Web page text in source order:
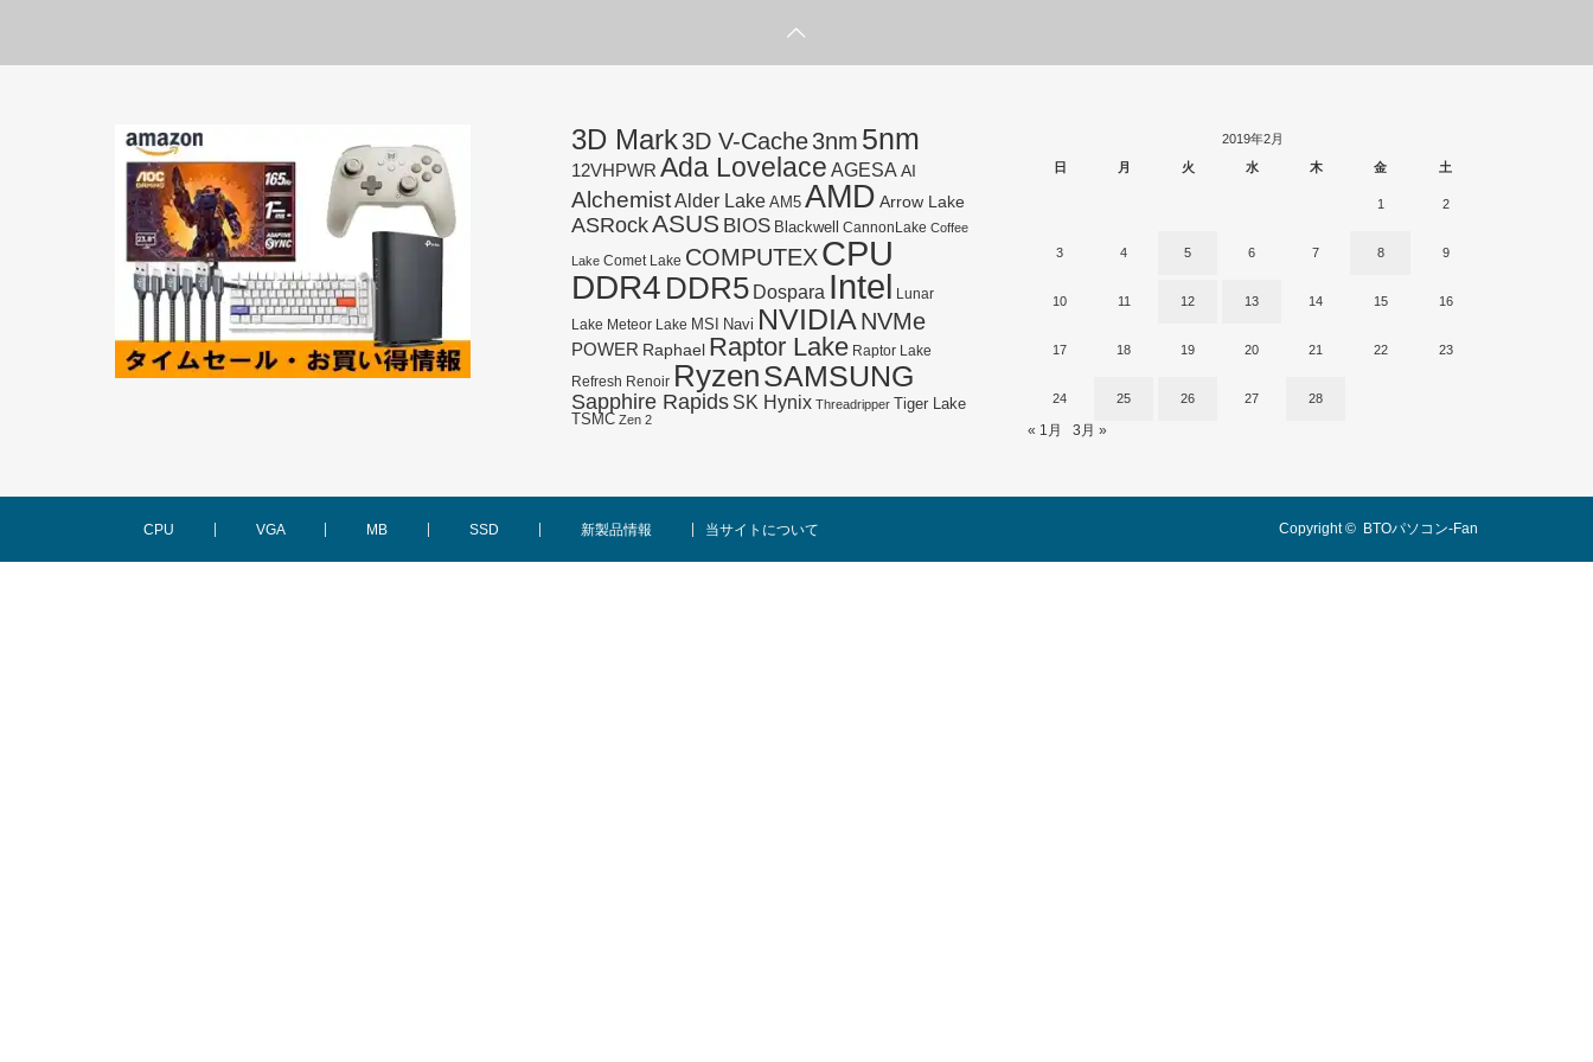
3D Mark3D V-Cache3nm 5nm
12VHPWR Ada Lovelace AGESA AI
AlchemistAlder Lake AM5 AMD Arrow Lake
ASRockASUS BIOS Blackwell CannonLake Coffee
Lake Comet Lake COMPUTEXCPU
DDR4 DDR5 Dospara Intel Lunar
Lake Meteor Lake MSI Navi NVIDIA NVMe
POWER Raphael Raptor Lake Raptor Lake
Refresh Renoir RyzenSAMSUNG
Sapphire Rapids SK Hynix Threadripper Tiger Lake
TSMC Zen 2
2019年2月
日
月 火 水 木 金 土
1 2
3 4 5 6 7 8 9
10 11 12 13 14 15 16
17 18 19 20 21 22 23
24 25 26 27 28
« 1月 3月 »
CPU VGA MB SSD 新製品情報 当サイトについて Copyright © BTOパソコン-Fan